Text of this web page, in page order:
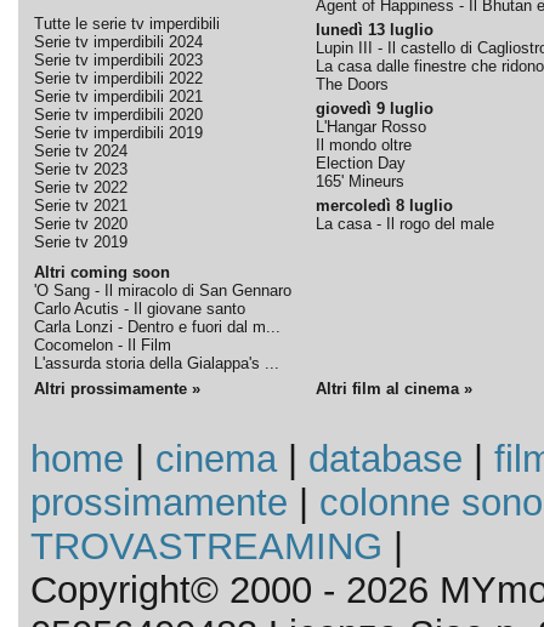
Tutte le serie tv imperdibili
Serie tv imperdibili 2024
Serie tv imperdibili 2023
Serie tv imperdibili 2022
Serie tv imperdibili 2021
Serie tv imperdibili 2020
Serie tv imperdibili 2019
Serie tv 2024
Serie tv 2023
Serie tv 2022
Serie tv 2021
Serie tv 2020
Serie tv 2019
Altri coming soon
'O Sang - Il miracolo di San Gennaro
Carlo Acutis - Il giovane santo
Carla Lonzi - Dentro e fuori dal m...
Cocomelon - Il Film
L'assurda storia della Gialappa's ...
Agent of Happiness - Il Bhutan
lunedì 13 luglio
Lupin III - Il castello di
La casa dalle finestre che ridono
The Doors
giovedì 9 luglio
L'Hangar Rosso
Il mondo oltre
Election Day
165' Mineurs
mercoledì 8 luglio
La casa - Il rogo del male
Altri prossimamente » Altri film al cinema »
home cinema| database
prossimamente
colonne
TROVASTREAMING
Copyright© 2000 - 2026